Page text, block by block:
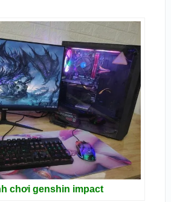
chơi genshin impact